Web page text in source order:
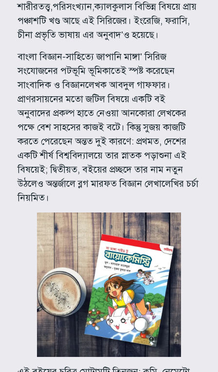
শারীরতত্ত্ব,পরিসংখ্যান,ক্যালকুলাস বিভিন্ন বিষয়ে প্রায়
পঞ্চাশটি খণ্ড আছে‌ এই সিরিজের। ইংরেজি, ফরাসি,
চীনা প্রভৃতি ভাষায় এর অনুবাদ’ও হয়েছে।
বাংলা বিজ্ঞান-সাহিত্যে জাপানি মাঙ্গা’ সিরিজ
সংযোজনের পটভূমি ভূমিকাতেই স্পষ্ট করেছেন
সাংবাদিক ও বিজ্ঞানলেখক আবদুল গাফফার।
প্রাণরসায়নের মতো জটিল বিষয়ে একটি বই
অনুবাদের প্রকল্প হাতে নেওয়া আনকোরা লেখকের
পক্ষে বেশ সাহসের কাজই বটে। কিন্তু সুজয় কাজটি
করতে পেরেছেন অন্তত দুই কারণে: প্রথমত, দেশের
একটি শীর্ষ বিশ্ববিদ্যালয়ে তার স্নাতক পড়াশুনা এই
বিষয়েই; দ্বিতীয়ত, বইয়ের প্রচ্ছদে তার নাম নতুন
উঠলেও অন্তর্জালে ব্লগ মারফত বিজ্ঞান লেখালেখির চর্চা
নিয়মিত।